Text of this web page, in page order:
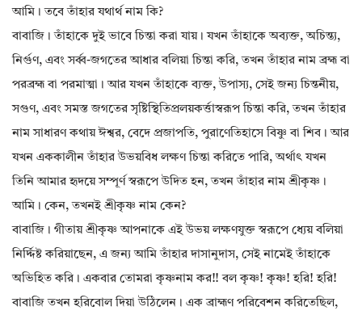
আমি। তবে তাঁহার যথার্থ নাম কি?
বাবাজি। তাঁহাকে দুই ভাবে চিন্তা করা যায়। যখন তাঁহাকে অব্যক্ত, অচিন্ত্য,
নির্গুণ, এবং সর্ব্ব-জগতের আধার বলিয়া চিন্তা করি, তখন তাঁহার নাম ব্রহ্ম বা
পরব্রহ্ম বা পরমাত্মা। আর যখন তাঁহাকে ব্যক্ত, উপাস্য, সেই জন্য চিন্তনীয়,
সগুণ, এবং সমস্ত জগতের সৃষ্টিস্থিতিপ্রলয়কর্ত্তাস্বরূপ চিন্তা করি, তখন তাঁহার
নাম সাধারণ কথায় ঈশ্বর, বেদে প্রজাপতি, পুরাণেতিহাসে বিষ্ণু বা শিব। আর
যখন এককালীন তাঁহার উভয়বিধ লক্ষণ চিন্তা করিতে পারি, অর্থাৎ যখন
তিনি আমার হৃদয়ে সম্পূর্ণ স্বরূপে উদিত হন, তখন তাঁহার নাম শ্রীকৃষ্ণ।
আমি। কেন, তখনই শ্রীকৃষ্ণ নাম কেন?
বাবাজি। গীতায় শ্রীকৃষ্ণ আপনাকে এই উভয় লক্ষণযুক্ত স্বরূপে ধ্যেয় বলিয়া
নির্দ্দিষ্ট করিয়াছেন, এ জন্য আমি তাঁহার দাসানুদাস, সেই নামেই তাঁহাকে
অভিহিত করি। একবার তোমরা কৃষ্ণনাম কর!! বল কৃষ্ণ! কৃষ্ণ! হরি! হরি!
বাবাজি তখন হরিবোল দিয়া উঠিলেন। এক ব্রাহ্মণ পরিবেশন করিতেছিল,